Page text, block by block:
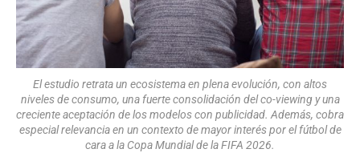
El estudio retrata un ecosistema en plena evolución, con altos
niveles de consumo, una fuerte consolidación del co-viewing y una
creciente aceptación de los modelos con publicidad. Además, cobra
especial relevancia en un contexto de mayor interés por el fútbol de
cara a la Copa Mundial de la FIFA 2026.